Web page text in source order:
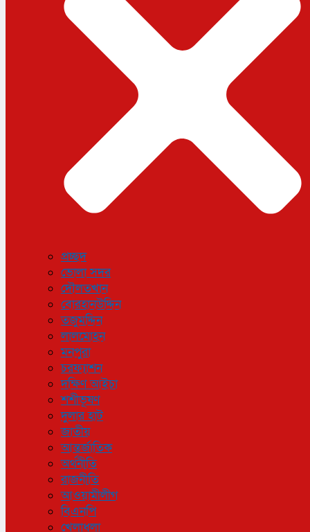
লাইফস্টাইল
সোশ্যাল মিডিয়া
বিজ্ঞান ও প্রযুক্তি
বিশেষ প্রতিবেদন
শেয়ার বাজার
বিচিত্র সংবাদ
সাক্ষাৎকার
সড়ক দুর্ঘটনা
অপরাধ
প্রচ্ছদ
ভোলা সদর
দৌলতখান
বোরহানউদ্দিন
তজুমদ্দিন
লালমোহন
মনপুরা
চরফ্যাশন
দক্ষিণ আইচা
শশীভূষণ
দুলার হাট
জাতীয়
আন্তর্জাতিক
অর্থনীতি
রাজনীতি
আওয়ামীলীগ
বিএনপি
খেলাধুলা